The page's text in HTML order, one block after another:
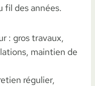
fil des années.
: gros travaux,
maintien de
régulier,